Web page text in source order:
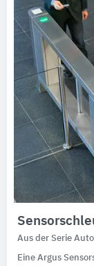
Aus der Serie
Eine Argus